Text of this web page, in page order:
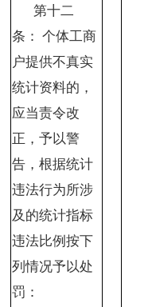
第十二
条： 个体工商
户提供不真实
统计资料的，
应当责令改
正，予以警
告，根据统计
违法行为所涉
及的统计指标
违法比例按下
列情况予以处
罚：